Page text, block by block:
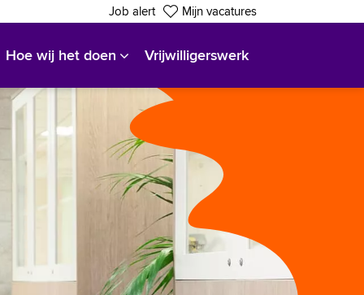
Job alert Mijn vacatures
Hoe wij het doen Vrijwilligerswerk